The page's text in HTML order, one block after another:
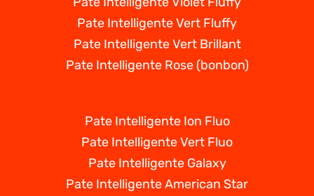
Pate Intelligente Vert Fluffy
Pate Intelligente Vert Brillant
Pate Intelligente Rose (bonbon)
Pate Intelligente Ion Fluo
Pate Intelligente Vert Fluo
Pate Intelligente Galaxy
Pate Intelligente American Star